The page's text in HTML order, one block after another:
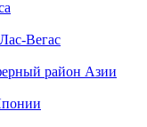
Вегас
район Азии